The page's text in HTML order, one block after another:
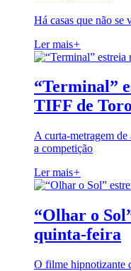
Há casas que não
Ler mais+
“Terminal”
TIFF de
A curta-metragem
a competição
Ler mais+
“Olhar o
quinta-feira
O filme hipnotizante